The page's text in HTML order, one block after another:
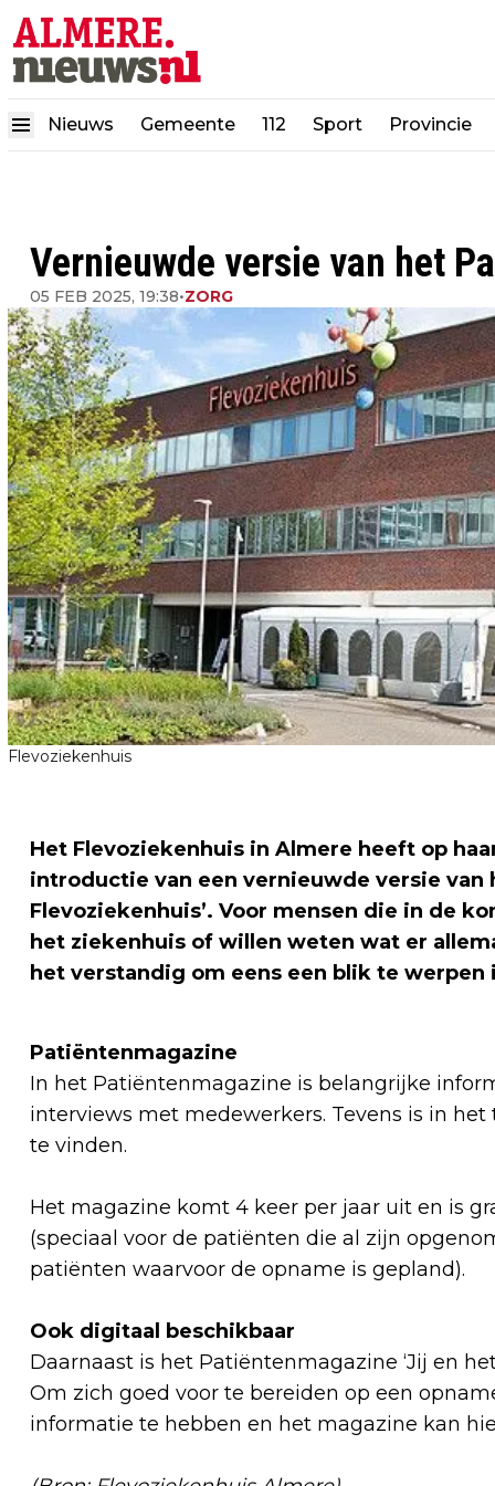
Nieuws Gemeente 112 Sport Provincie
Vernieuwde versie van het
05 FEB 2025, 19:38•ZORG
Flevoziekenhuis
Het Flevoziekenhuis in Almere heeft op
introductie van een vernieuwde versie van
Flevoziekenhuis’. Voor mensen die in de
het ziekenhuis of willen weten wat er
het verstandig om eens een blik te
Patiëntenmagazine
In het Patiëntenmagazine is belangrijke
interviews met medewerkers. Tevens is in
te vinden.
Het magazine komt 4 keer per jaar uit en is
(speciaal voor de patiënten die al zijn
patiënten waarvoor de opname is gepland).
Ook digitaal beschikbaar
Daarnaast is het Patiëntenmagazine ‘Jij en
Om zich goed voor te bereiden op een
informatie te hebben en het magazine kan